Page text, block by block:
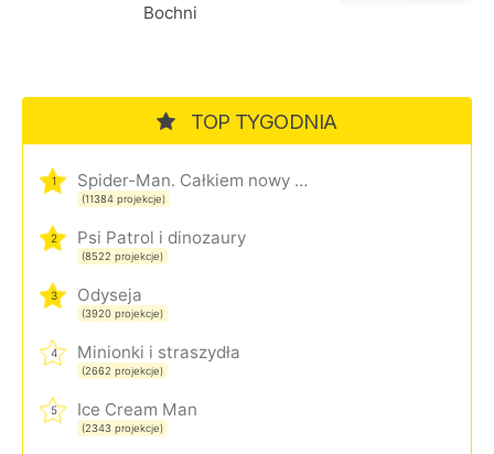
Bochni
TOP TYGODNIA
1 Spider-Man. Całkiem nowy dzień
(11384 projekcje)
2 Psi Patrol i dinozaury
(8522 projekcje)
3 Odyseja
(3920 projekcje)
4 Minionki i straszydła
(2662 projekcje)
5 Ice Cream Man
(2343 projekcje)